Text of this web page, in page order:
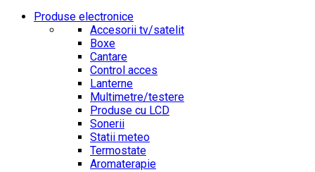
Produse electronice
Accesorii tv/satelit
Boxe
Cantare
Control acces
Lanterne
Multimetre/testere
Produse cu LCD
Sonerii
Statii meteo
Termostate
Aromaterapie